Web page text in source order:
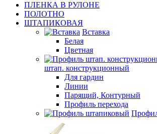
ПЛЕНКА В РУЛОНЕ
ПОЛОТНО
ШТАПИКОВАЯ
Вставка
Белая
Цветная
штап. конструкционный
Для гардин
Линии
Парящий, Контурный
Профиль перехода